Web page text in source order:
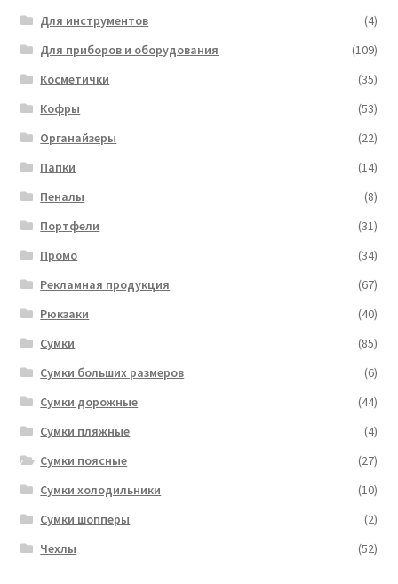
Для инструментов
(4)
Для приборов и оборудования
(109)
Косметички
(35)
Кофры
(53)
Органайзеры
(22)
Папки
(14)
Пеналы
(8)
Портфели
(31)
Промо
(34)
Рекламная продукция
(67)
Рюкзаки
(40)
Сумки
(85)
Сумки больших размеров
(6)
Сумки дорожные
(44)
Сумки пляжные
(4)
Сумки поясные
(27)
Сумки холодильники
(10)
Сумки шопперы
(2)
Чехлы
(52)